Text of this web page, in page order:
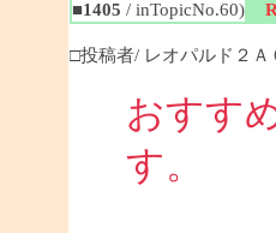
■1405 / inTopicNo.60)
□投稿者/ レオパルド２Ａ
おすす